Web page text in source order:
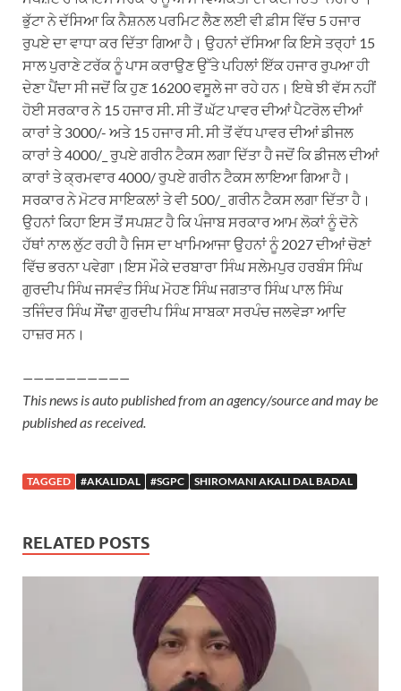
ਭੁੱਟਾ ਨੇ ਦੱਸਿਆ ਕਿ ਨੈਸ਼ਨਲ ਪਰਮਿਟ ਲੈਣ ਲਈ ਵੀ ਫ਼ੀਸ ਵਿੱਚ 5 ਹਜਾਰ
ਰੁਪਏ ਦਾ ਵਾਧਾ ਕਰ ਦਿੱਤਾ ਗਿਆ ਹੈ। ਉਹਨਾਂ ਦੱਸਿਆ ਕਿ ਇਸੇ ਤਰ੍ਹਾਂ 15
ਸਾਲ ਪੁਰਾਣੇ ਟਰੱਕ ਨੂੰ ਪਾਸ ਕਰਾਉਣ ਉੱਤੇ ਪਹਿਲਾਂ ਇੱਕ ਹਜਾਰ ਰੁਪਆ ਹੀ
ਦੇਣਾ ਪੈਂਦਾ ਸੀ ਜਦੋਂ ਕਿ ਹੁਣ 16200 ਵਸੂਲੇ ਜਾ ਰਹੇ ਹਨ। ਇਥੇ ਝੀ ਵੱਸ ਨਹੀਂ
ਹੋਈ ਸਰਕਾਰ ਨੇ 15 ਹਜਾਰ ਸੀ. ਸੀ ਤੋਂ ਘੱਟ ਪਾਵਰ ਦੀਆਂ ਪੈਟਰੋਲ ਦੀਆਂ
ਕਾਰਾਂ ਤੇ 3000/- ਅਤੇ 15 ਹਜਾਰ ਸੀ. ਸੀ ਤੋਂ ਵੱਧ ਪਾਵਰ ਦੀਆਂ ਡੀਜਲ
ਕਾਰਾਂ ਤੇ 4000/_ ਰੁਪਏ ਗਰੀਨ ਟੈਕਸ ਲਗਾ ਦਿੱਤਾ ਹੈ ਜਦੋਂ ਕਿ ਡੀਜਲ ਦੀਆਂ
ਕਾਰਾਂ ਤੇ ਕ੍ਰਮਵਾਰ 4000/ ਰੁਪਏ ਗਰੀਨ ਟੈਕਸ ਲਾਇਆ ਗਿਆ ਹੈ।
ਸਰਕਾਰ ਨੇ ਮੋਟਰ ਸਾਇਕਲਾਂ ਤੇ ਵੀ 500/_ ਗਰੀਨ ਟੈਕਸ ਲਗਾ ਦਿੱਤਾ ਹੈ।
ਉਹਨਾਂ ਕਿਹਾ ਇਸ ਤੋਂ ਸਪਸ਼ਟ ਹੈ ਕਿ ਪੰਜਾਬ ਸਰਕਾਰ ਆਮ ਲੋਕਾਂ ਨੂੰ ਦੋਨੇ
ਹੱਥਾਂ ਨਾਲ ਲੁੱਟ ਰਹੀ ਹੈ ਜਿਸ ਦਾ ਖਾਮਿਆਜਾ ਉਹਨਾਂ ਨੂੰ 2027 ਦੀਆਂ ਚੋਣਾਂ
ਵਿੱਚ ਭਰਨਾ ਪਵੇਗਾ।ਇਸ ਮੌਕੇ ਦਰਬਾਰਾ ਸਿੰਘ ਸਲੇਮਪੁਰ ਹਰਬੰਸ ਸਿੰਘ
ਗੁਰਦੀਪ ਸਿੰਘ ਜਸਵੰਤ ਸਿੰਘ ਮੋਹਣ ਸਿੰਘ ਜਗਤਾਰ ਸਿੰਘ ਪਾਲ ਸਿੰਘ
ਤਜਿੰਦਰ ਸਿੰਘ ਸੌਂਢਾ ਗੁਰਦੀਪ ਸਿੰਘ ਸਾਬਕਾ ਸਰਪੰਚ ਜਲਵੇੜਾ ਆਦਿ
ਹਾਜ਼ਰ ਸਨ।
——————————
This news is auto published from an agency/source and may be
published as received.
TAGGED #AKALIDAL #SGPC SHIROMANI AKALI DAL BADAL
RELATED POSTS